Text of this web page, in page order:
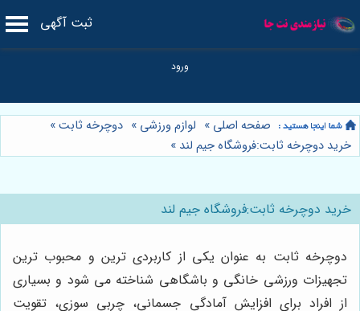
ثبت آگهی
صفحه اصلی » لوازم ورزشی » دوچرخه ثابت»
خرید دوچرخه ثابت:فروشگاه جیم لند »
خرید دوچرخه ثابت:فروشگاه جیم لند
دوچرخه ثابت به عنوان یکی از کاربردی ترین و محبوب ترین
تجهیزات ورزشی خانگی و باشگاهی شناخته می شود و بسیاری
از افراد برای افزایش آمادگی جسمانی، چربی سوزی، تقویت